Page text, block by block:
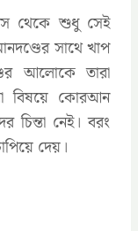
থেকে শুধু সেই
সাথে খাপ
আলোকে তারা
বিষয়ে কোরআন
চিন্তা নেই। বরং
দেয়।